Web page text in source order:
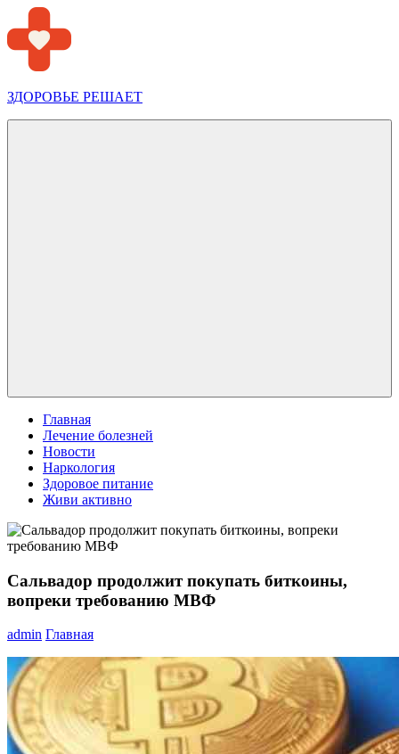
Перейти
к
содержимому
ЗДОРОВЬЕ РЕШАЕТ
Главная
Лечение болезней
Новости
Наркология
Здоровое питание
Живи активно
Сальвадор продолжит покупать биткоины,
вопреки требованию МВФ
admin Главная